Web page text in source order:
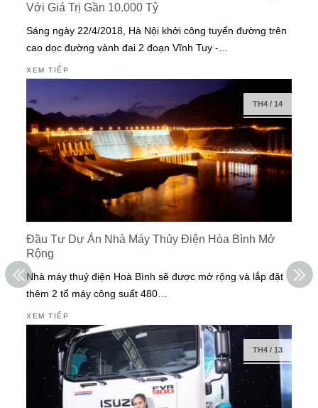
Với Giá Trị Gần 10.000 Tỷ
Sáng ngày 22/4/2018, Hà Nội khởi công tuyến đường trên
cao dọc đường vành đai 2 đoạn Vĩnh Tuy -…
XEM TIẾP
TH4/ 14
Đầu Tư Dự Án Nhà Máy Thủy Điện Hòa Bình Mở
Rộng
Nhà máy thuỷ điện Hoà Bình sẽ được mở rộng và lắp đặt
thêm 2 tổ máy công suất 480…
XEM TIẾP
TH4/ 13